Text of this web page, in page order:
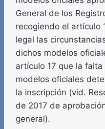
General de los
recogiendo el artículo
legal las
dichos modelos
artículo 17 que la
modelos oficiales
la inscripción (vid.
de 2017 de
general).